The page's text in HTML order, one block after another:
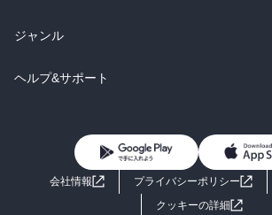
・緊張からの現場学習の論理
BL・TL
雑誌・グラビア
BL・TL
ラノベ
雑誌・グラビア
総合
ラノベ
ジャンル
コミック
ライトノベル 男子向けラ
小説
ヘルプ&サポート
よくあるご質問 お問い合わ
会社情報 プライバシーポリシー
クッキーの詳細